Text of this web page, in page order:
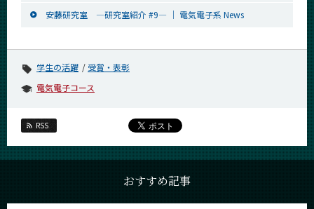
安藤研究室 ―研究室紹介 #9― ｜ 電気電子系 News
学生の活躍
受賞・表彰
電気電子コース
RSS
おすすめ記事